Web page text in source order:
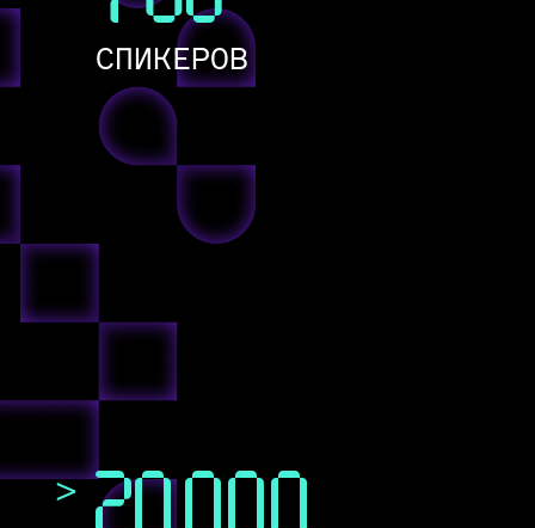
СПИКЕРОВ
>